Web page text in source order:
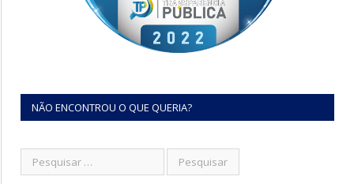
NÃO ENCONTROU O QUE QUERIA?